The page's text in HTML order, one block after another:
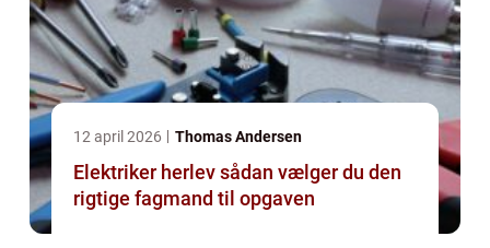
12 april 2026 Thomas Andersen
Elektriker herlev sådan vælger du den
rigtige fagmand til opgaven